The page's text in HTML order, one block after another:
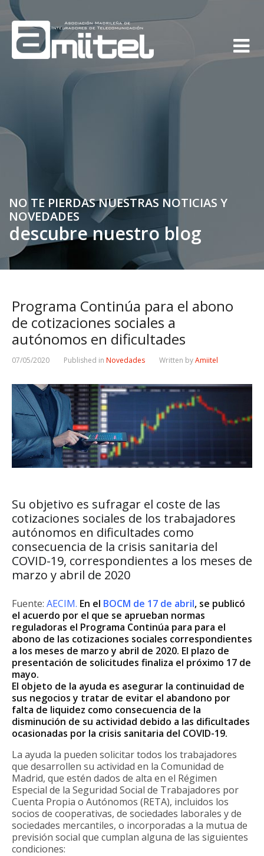
NO TE PIERDAS NUESTRAS NOTICIAS Y
NOVEDADES
descubre nuestro blog
Programa Continúa para el abono
de cotizaciones sociales a
autónomos en dificultades
07/05/2020 Published in Novedades Written byAmiitel
Su objetivo es sufragar el coste de las
cotizaciones sociales de los trabajadores
autónomos en dificultades como
consecuencia de la crisis sanitaria del
COVID-19, correspondientes a los meses de
marzo y abril de 2020
Fuente: AECIM. En el BOCM de 17 de abril, se publicó
el acuerdo por el que se aprueban normas
reguladoras el Programa Continúa para para el
abono de las cotizaciones sociales correspondientes
a los meses de marzo y abril de 2020. El plazo de
presentación de solicitudes finaliza el próximo 17 de
mayo.
El objeto de la ayuda es asegurar la continuidad de
sus negocios y tratar de evitar el abandono por
falta de liquidez como consecuencia de la
disminución de su actividad debido a las dificultades
ocasionadas por la crisis sanitaria del COVID-19.
La ayuda la pueden solicitar todos los trabajadores
que desarrollen su actividad en la Comunidad de
Madrid, que estén dados de alta en el Régimen
Especial de la Seguridad Social de Trabajadores por
Cuenta Propia o Autónomos (RETA), incluidos los
socios de cooperativas, de sociedades laborales y de
sociedades mercantiles, o incorporadas a la mutua de
previsión social que cumplan alguna de las siguientes
condiciones: